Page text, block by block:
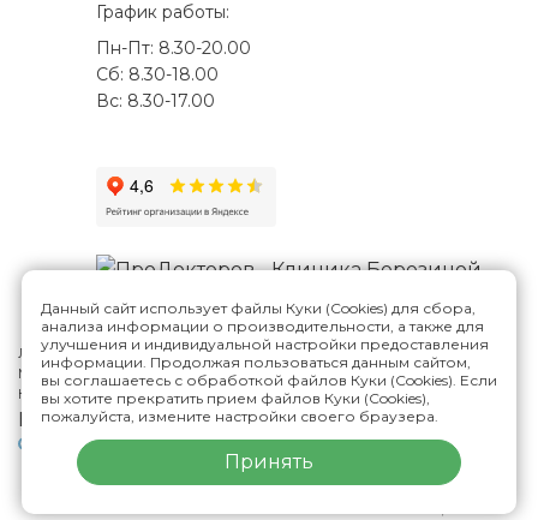
График работы:
Пн-Пт: 8.30-20.00
Сб: 8.30-18.00
Вс: 8.30-17.00
Лицензия №Л041-01188-73/00287807
Многопрофильная клиника Н.Березиной в Ульяновске © 2026
Карта сайта
Версия сайта для слабовидящих
Политика конфиденциальности
Данный сайт использует файлы Куки (Cookies) для сбора,
анализа информации о производительности, а также для
улучшения и индивидуальной настройки предоставления
информации. Продолжая пользоваться данным сайтом,
вы соглашаетесь с обработкой файлов Куки (Cookies). Если
вы хотите прекратить прием файлов Куки (Cookies),
пожалуйста, измените настройки своего браузера.
Принять